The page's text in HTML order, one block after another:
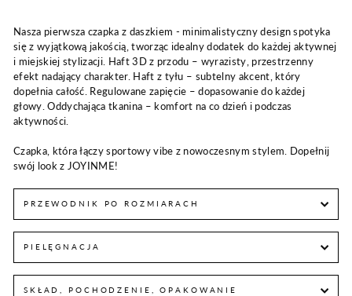
Nasza pierwsza czapka z daszkiem - minimalistyczny design spotyka
się z wyjątkową jakością, tworząc idealny dodatek do każdej aktywnej
i miejskiej stylizacji. Haft 3D z przodu – wyrazisty, przestrzenny
efekt nadający charakter. Haft z tyłu – subtelny akcent, który
dopełnia całość. Regulowane zapięcie – dopasowanie do każdej
głowy. Oddychająca tkanina – komfort na co dzień i podczas
aktywności.
Czapka, która łączy sportowy vibe z nowoczesnym stylem. Dopełnij
swój look z JOYINME!
PRZEWODNIK PO ROZMIARACH
PIELĘGNACJA
SKŁAD, POCHODZENIE, OPAKOWANIE